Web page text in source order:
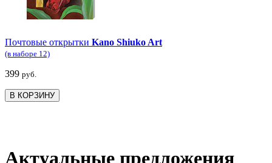
Почтовые открытки Kano Shiuko Art
(в наборе 12)
399 руб.
В КОРЗИНУ
Актуальные предложения